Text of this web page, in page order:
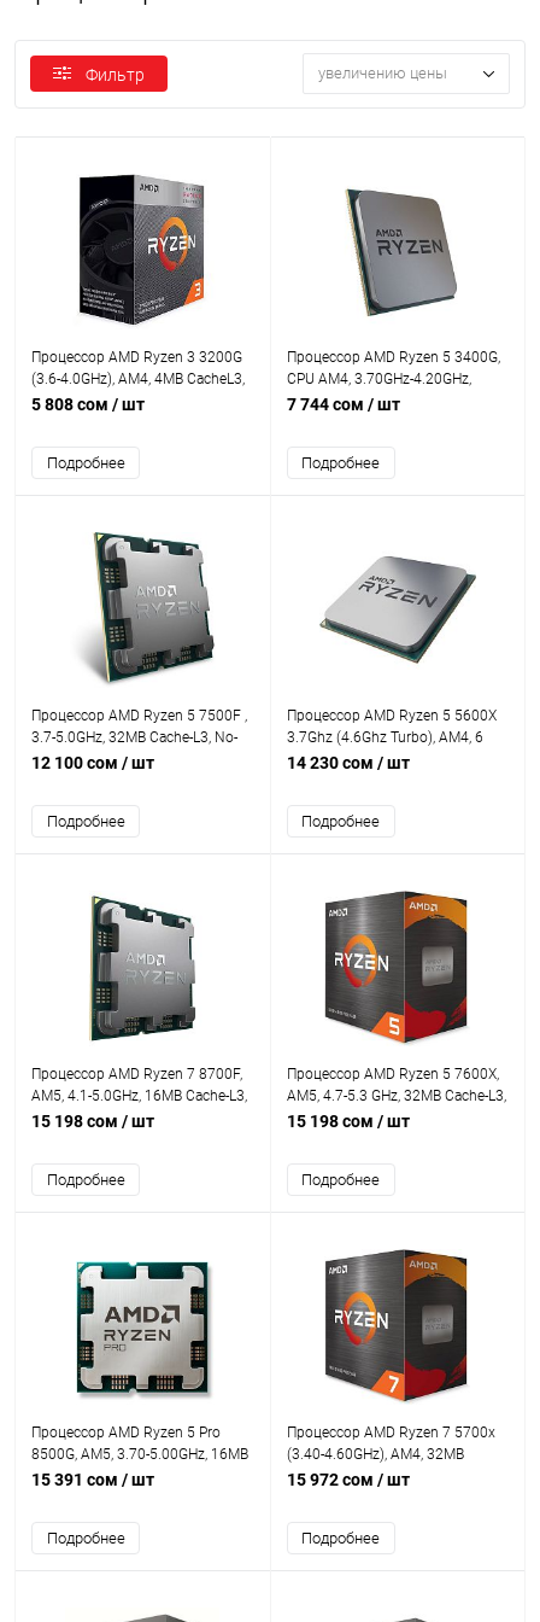
Фильтр увеличению цены
Процессор AMD Ryzen 3 3200G
(3.6-4.0GHz), AM4, 4MB CacheL3,
4 Cores + 4 Threads, Radeon™
5 808 сом / шт
Подробнее
Процессор AMD Ryzen 5 3400G,
CPU AM4, 3.70GHz-4.20GHz,
4xCores, 4MB Cache L3, AMD
Picasso (2th Gen Zen+), Tray
7 744 сом / шт
Подробнее
Процессор AMD Ryzen 5 7500F ,
3.7-5.0GHz, 32MB Cache-L3, No-
Graphics, 6 Cores + 12 Threads,
12 100 сом / шт
Подробнее
Процессор AMD Ryzen 5 5600X
3.7Ghz (4.6Ghz Turbo), AM4, 6
Cores, 12 Threads, 32MB L3,
65W Tray
14 230 сом / шт
Подробнее
Процессор AMD Ryzen 7 8700F,
AM5, 4.1-5.0GHz, 16MB Cache-L3,
Discrete Graphics Card Required, 8
15 198 сом / шт
Подробнее
Процессор AMD Ryzen 5 7600X,
AM5, 4.7-5.3 GHz, 32MB Cache-L3,
AMD Radeon™ Graphics, 6 Cores +
Overclocking, Tray
15 198 сом / шт
Подробнее
Процессор AMD Ryzen 5 Pro
8500G, AM5, 3.70-5.00GHz, 16MB
Cache-L3, AMD Radeon™ 740M, 6
15 391 сом / шт
Подробнее
Процессор AMD Ryzen 7 5700x
(3.40-4.60GHz), AM4, 32MB
CacheL3, 8 Cores + 16 Threads,
15 972 сом / шт
Подробнее